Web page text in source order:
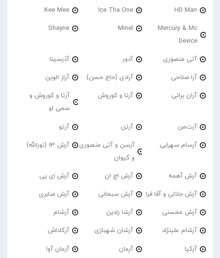
HD Man
Ice Tha One
Kee Mee
Mercury & Mc
Device
Minel
Shayne
آتی منصوری آدور آذرسینا
آرا صلاحی آرادی (حاج حسن) آراز الوین
آران براتی آرتا و کوروش
آرتا و کوروش و
سمی لو
آرت‌من آرتن آرتو
آرسام سهرابی
آرسن و آتی منصوری
و کیوان
آرش 13 (نورالله)
آرش آهمه آرش اچ ان آرش ای پی
آرش جلالی و آقا فرا آرش سبحانی آرش صابری
آرش محسنی آرشا رادین آرشام
آرشام علینژاد آرشان شهبازی آرکاداش
آرکیا آرمان آرمان آوا